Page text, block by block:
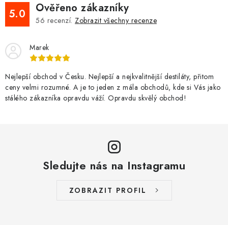
5.0 Ověřeno zákazníky
56 recenzí. Zobrazit všechny recenze
Marek
Nejlepší obchod v Česku. Nejlepší a nejkvalitnější destiláty, přitom
ceny velmi rozumné. A je to jeden z mála obchodů, kde si Vás jako
stálého zákazníka opravdu váží. Opravdu skvělý obchod!
Sledujte nás na Instagramu
ZOBRAZIT PROFIL